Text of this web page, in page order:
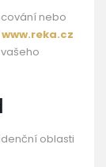
nebo
www.reka.cz
oblasti